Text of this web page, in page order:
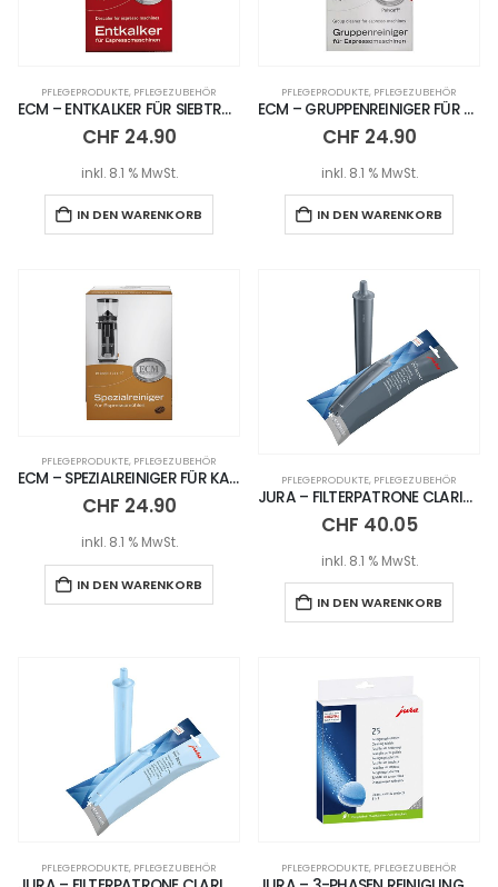
PFLEGEPRODUKTE, PFLEGEZUBEHÖR
ECM – ENTKALKER FÜR SIEBTRÄGER
CHF 24.90
inkl. 8.1 % MwSt.
IN DEN WARENKORB
PFLEGEPRODUKTE, PFLEGEZUBEHÖR
ECM – GRUPPENREINIGER FÜR SIEBTRÄGER
CHF 24.90
inkl. 8.1 % MwSt.
IN DEN WARENKORB
PFLEGEPRODUKTE, PFLEGEZUBEHÖR
ECM – SPEZIALREINIGER FÜR KAFFEEMÜHLEN
CHF 24.90
inkl. 8.1 % MwSt.
IN DEN WARENKORB
PFLEGEPRODUKTE, PFLEGEZUBEHÖR
JURA – FILTERPATRONE CLARIS PRO SMART+
CHF 40.05
inkl. 8.1 % MwSt.
IN DEN WARENKORB
PFLEGEPRODUKTE, PFLEGEZUBEHÖR PFLEGEPRODUKTE, PFLEGEZUBEHÖR